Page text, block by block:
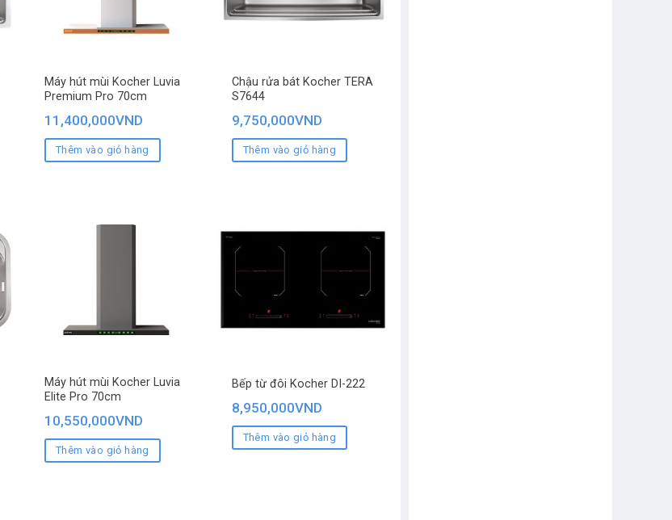
Máy hút mùi Kocher Luvia
Premium Pro 70cm
11,400,000VND
Thêm vào giỏ hàng
Chậu rửa bát Kocher TERA
S7644
9,750,000VND
Thêm vào giỏ hàng
Máy hút mùi Kocher Luvia
Elite Pro 70cm
10,550,000VND
Thêm vào giỏ hàng
Bếp từ đôi Kocher DI-222
8,950,000VND
Thêm vào giỏ hàng